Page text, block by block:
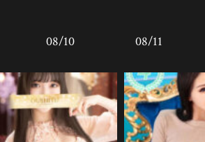
08/10 08/11